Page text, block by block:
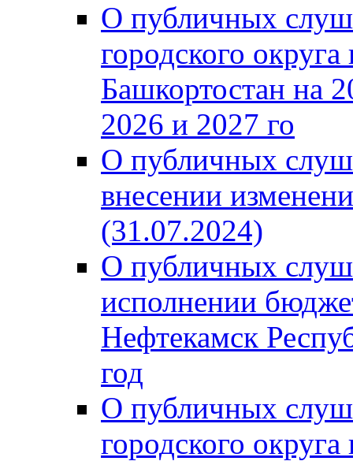
О публичных
городского
Башкортостан на
2026 и 2027 го
О публичных
внесении
(31.07.2024)
О публичных
исполнении
Нефтекамск
год
О публичных
городского